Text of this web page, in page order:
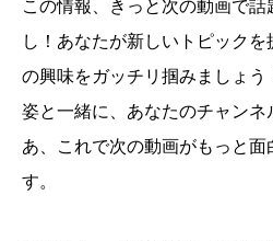
この情報、きっと次の動画で
し！あなたが新しいトピック
の興味をガッチリ掴みましょ
姿と一緒に、あなたのチャンネ
あ、これで次の動画がもっと
す。